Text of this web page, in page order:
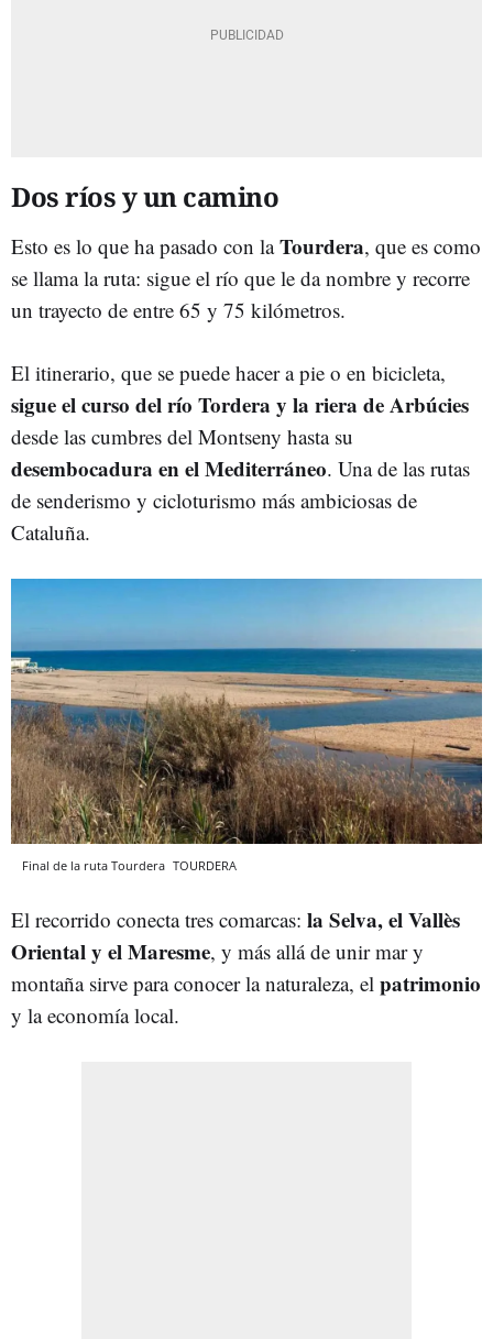
Dos ríos y un camino
Esto es lo que ha pasado con laTourdera, que es como
se llama la ruta: sigue el río que le da nombre y recorre
un trayecto de entre 65 y 75 kilómetros.
El itinerario, que se puede hacer a pie o en bicicleta,
sigue el curso del río Tordera y la riera de Arbúcies
desde las cumbres del Montseny hasta su
desembocadura en el Mediterráneo. Una de las rutas
de senderismo y cicloturismo más ambiciosas de
Cataluña.
Final de la ruta Tourdera TOURDERA
El recorrido conecta tres comarcas: la Selva, el Vallès
Oriental y el Maresme, y más allá de unir mar y
montaña sirve para conocer la naturaleza, el patrimonio
y la economía local.